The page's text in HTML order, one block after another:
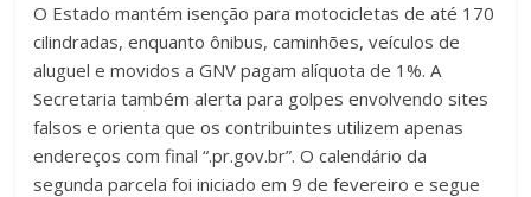
O Estado mantém isenção para motocicletas de até 170
cilindradas, enquanto ônibus, caminhões, veículos de
aluguel e movidos a GNV pagam alíquota de 1%. A
Secretaria também alerta para golpes envolvendo sites
falsos e orienta que os contribuintes utilizem apenas
endereços com final “.pr.gov.br”. O calendário da
segunda parcela foi iniciado em 9 de fevereiro e segue